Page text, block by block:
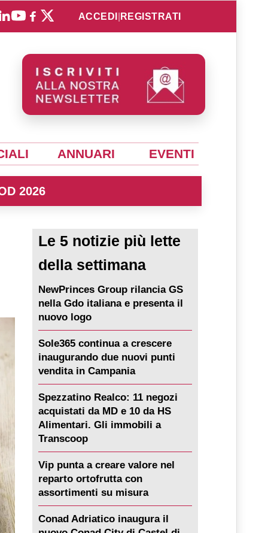
ACCEDI REGISTRATI
ANNUARI EVENTI
2026
Le 5 notizie più lette
della settimana
NewPrinces Group rilancia GS
nella Gdo italiana e presenta il
nuovo logo
Sole365 continua a crescere
inaugurando due nuovi punti
vendita in Campania
Spezzatino Realco: 11 negozi
acquistati da MD e 10 da HS
Alimentari. Gli immobili a
Transcoop
Vip punta a creare valore nel
reparto ortofrutta con
assortimenti su misura
Conad Adriatico inaugura il